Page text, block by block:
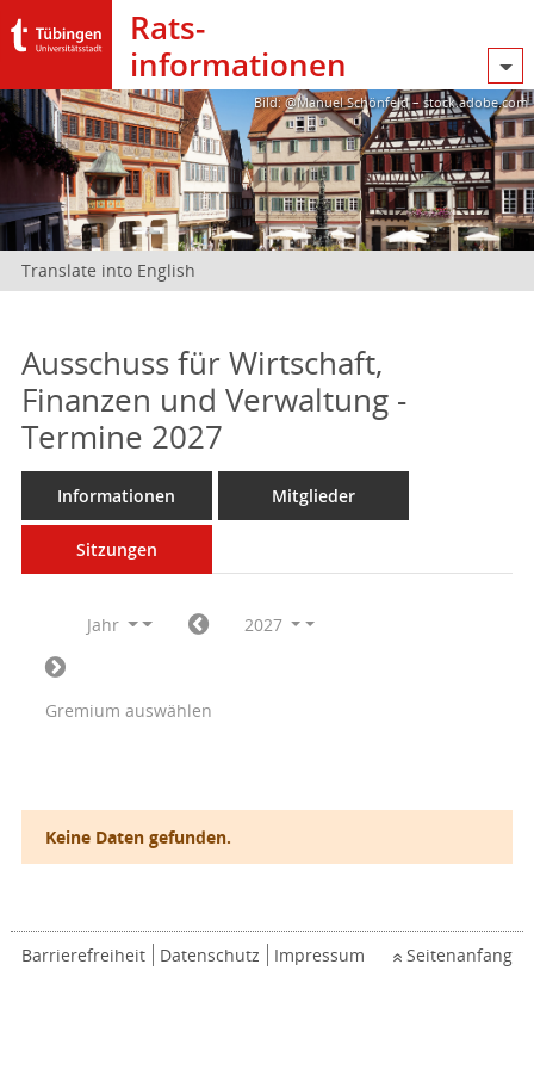
Rats­
informationen
Bild: @Manuel Schönfeld – stock.adobe.com
Translate into English
Ausschuss für Wirtschaft,
Finanzen und Verwaltung -
Termine 2027
Informationen Mitglieder
Sitzungen
Jahr 2027
Gremium auswählen
Keine Daten gefunden.
Barrierefreiheit Datenschutz Impressum Seitenanfang